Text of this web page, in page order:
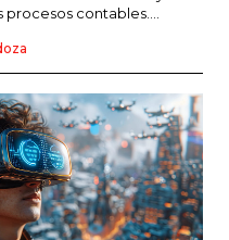
procesos contables....